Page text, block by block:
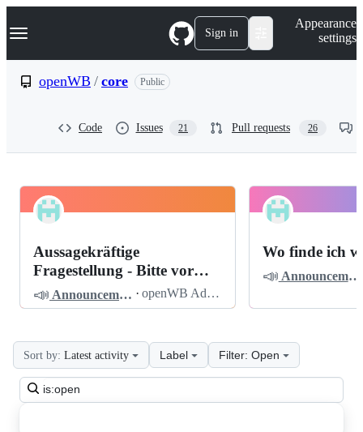
k
p
Navigation Menu Sign in
Appearance
settings
openWB / core Public
Code Issues 21 Pull requests 26
openWB
Discussions
Pinned
Aussagekräftige
Fragestellung - Bitte vor
dem Posten lesen
📣 Announcements · openWB Admin
Wo finde ich
📣 Announcements
Search
all
Sort by: Latest activity Label Filter: Open